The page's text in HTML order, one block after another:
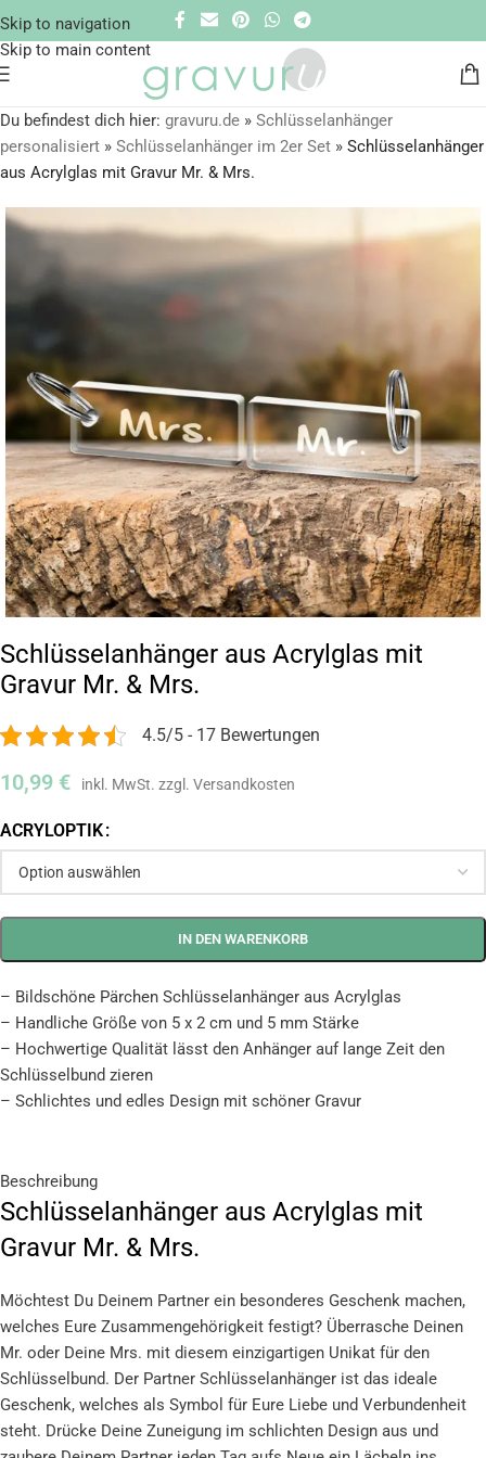
Skip to navigation
Skip to main content
Du befindest dich hier: gravuru.de » Schlüsselanhänger
personalisiert » Schlüsselanhänger im 2er Set » Schlüsselanhänger
aus Acrylglas mit Gravur Mr. & Mrs.
Schlüsselanhänger aus Acrylglas mit
Gravur Mr. & Mrs.
4.5/5 - 17 Bewertungen
10,99 €
ACRYLOPTIK
IN DEN WARENKORB
– Bildschöne Pärchen Schlüsselanhänger aus Acrylglas
– Handliche Größe von 5 x 2 cm und 5 mm Stärke
– Hochwertige Qualität lässt den Anhänger auf lange Zeit den
Schlüsselbund zieren
– Schlichtes und edles Design mit schöner Gravur
Beschreibung
Schlüsselanhänger aus Acrylglas mit
Gravur Mr. & Mrs.
Möchtest Du Deinem Partner ein besonderes Geschenk machen,
welches Eure Zusammengehörigkeit festigt? Überrasche Deinen
Mr. oder Deine Mrs. mit diesem einzigartigen Unikat für den
Schlüsselbund. Der Partner Schlüsselanhänger ist das ideale
Geschenk, welches als Symbol für Eure Liebe und Verbundenheit
steht. Drücke Deine Zuneigung im schlichten Design aus und